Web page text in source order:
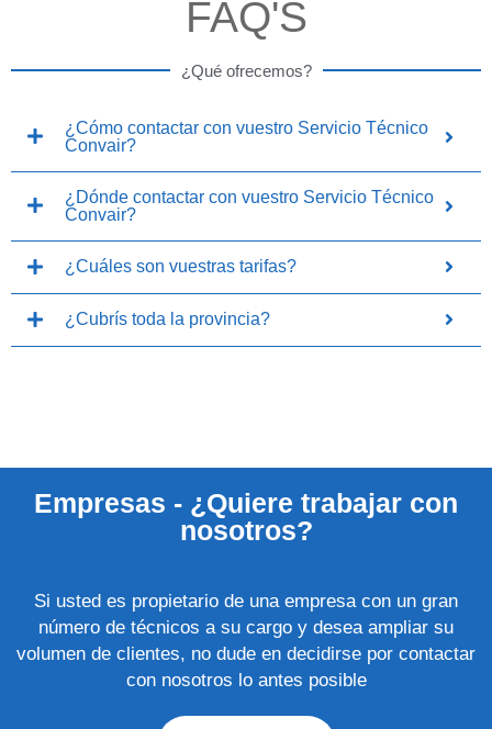
FAQ'S
¿Qué ofrecemos?
¿Cómo contactar con vuestro Servicio Técnico
Convair?
¿Dónde contactar con vuestro Servicio Técnico
Convair?
¿Cuáles son vuestras tarifas?
¿Cubrís toda la provincia?
Empresas - ¿Quiere trabajar con
nosotros?
Si usted es propietario de una empresa con un gran
número de técnicos a su cargo y desea ampliar su
volumen de clientes, no dude en decidirse por contactar
con nosotros lo antes posible